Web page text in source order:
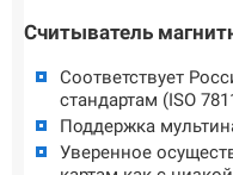
Считыватель
Соответствует
стандартам (ISO
Поддержка
Уверенное